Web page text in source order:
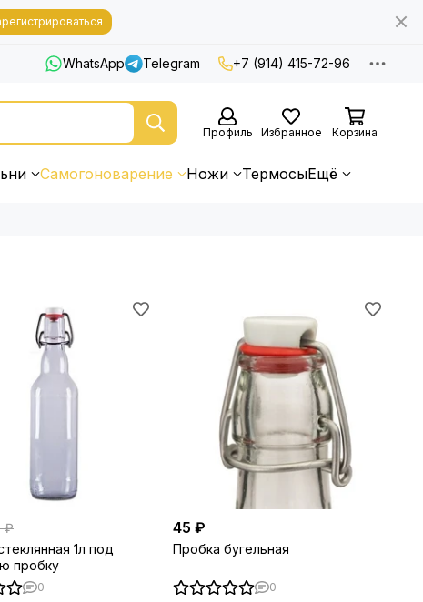
WhatsApp Telegram +7 (914) 415-72-96
Профиль Избранное Корзина
Самогоноварение Ножи ТермосыЕщё
₽
1л под
пробку
0
45 ₽
Пробка бугельная
0